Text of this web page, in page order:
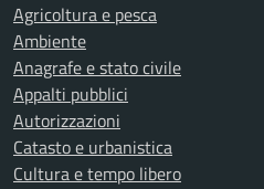
Agricoltura e pesca
Ambiente
Anagrafe e stato civile
Appalti pubblici
Autorizzazioni
Catasto e urbanistica
Cultura e tempo libero